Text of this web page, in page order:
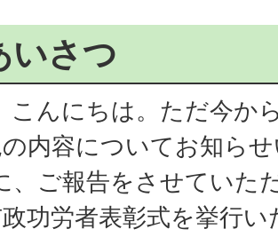
いさつ
こんにちは。ただ今か
内容についてお知ら
、ご報告をさせていた
功労者表彰式を挙行